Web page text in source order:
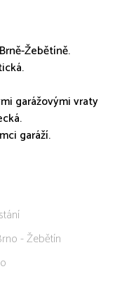
Žebětíně.
garážovými vraty
garáží.
- Žebětín